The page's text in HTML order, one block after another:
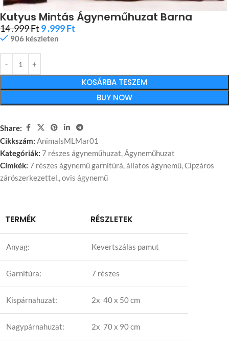
Kutyus Mintás Ágyneműhuzat Barna
14 .999Ft9 .999Ft
906 készleten
KOSÁRBA TESZEM
BUY NOW
Share:
Cikkszám: AnimalsMLMar01
Kategóriák: 7 részes ágyneműhuzat,Ágyneműhuzat
Címkék: 7 részes ágynemű garnitúrá,állatos ágynemű,Cipzáros
zárószerkezettel.,ovis ágynemű
TERMÉK RÉSZLETEK
Anyag: Kevertszálas pamut
Garnitúra: 7 részes
Kispárnahuzat: 2x 40 x 50 cm
Nagypárnahuzat: 2x 70 x 90 cm